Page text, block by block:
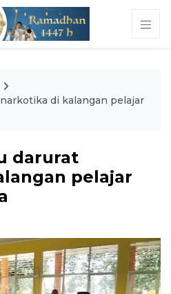
di kalangan pelajar
darurat
pelajar